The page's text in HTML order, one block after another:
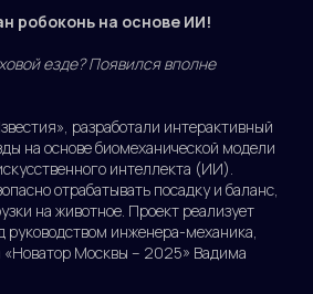
робоконь на основе ИИ!
езде? Появился вполне
разработали интерактивный
на основе биомеханической модели
интеллекта (ИИ).
отрабатывать посадку и баланс,
на животное. Проект реализует
руководством инженера-механика,
Москвы – 2025» Вадима